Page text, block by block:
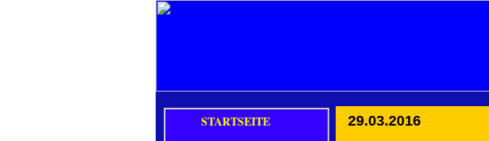
29.03.2016
STARTSEITE